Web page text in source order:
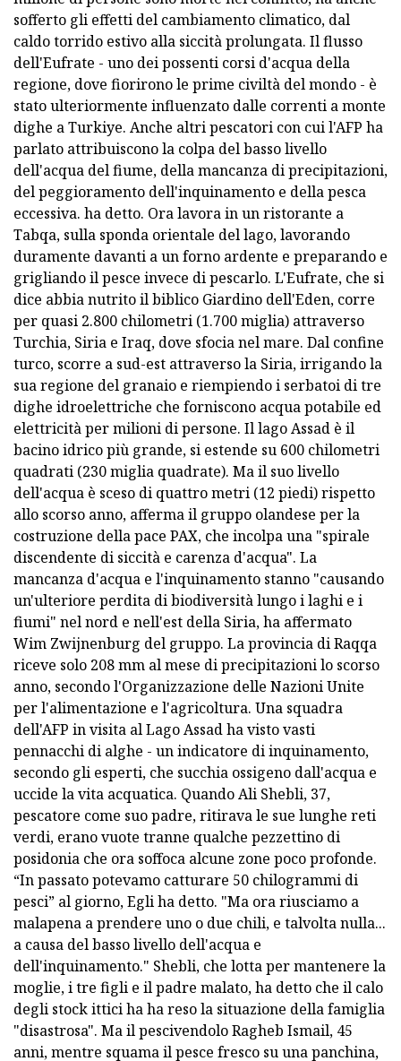
sofferto gli effetti del cambiamento climatico, dal
caldo torrido estivo alla siccità prolungata. Il flusso
dell'Eufrate - uno dei possenti corsi d'acqua della
regione, dove fiorirono le prime civiltà del mondo - è
stato ulteriormente influenzato dalle correnti a monte
dighe a Turkiye. Anche altri pescatori con cui l'AFP ha
parlato attribuiscono la colpa del basso livello
dell'acqua del fiume, della mancanza di precipitazioni,
del peggioramento dell'inquinamento e della pesca
eccessiva. ha detto. Ora lavora in un ristorante a
Tabqa, sulla sponda orientale del lago, lavorando
duramente davanti a un forno ardente e preparando e
grigliando il pesce invece di pescarlo. L'Eufrate, che si
dice abbia nutrito il biblico Giardino dell'Eden, corre
per quasi 2.800 chilometri (1.700 miglia) attraverso
Turchia, Siria e Iraq, dove sfocia nel mare. Dal confine
turco, scorre a sud-est attraverso la Siria, irrigando la
sua regione del granaio e riempiendo i serbatoi di tre
dighe idroelettriche che forniscono acqua potabile ed
elettricità per milioni di persone. Il lago Assad è il
bacino idrico più grande, si estende su 600 chilometri
quadrati (230 miglia quadrate). Ma il suo livello
dell'acqua è sceso di quattro metri (12 piedi) rispetto
allo scorso anno, afferma il gruppo olandese per la
costruzione della pace PAX, che incolpa una "spirale
discendente di siccità e carenza d'acqua". La
mancanza d'acqua e l'inquinamento stanno "causando
un'ulteriore perdita di biodiversità lungo i laghi e i
fiumi" nel nord e nell'est della Siria, ha affermato
Wim Zwijnenburg del gruppo. La provincia di Raqqa
riceve solo 208 mm al mese di precipitazioni lo scorso
anno, secondo l'Organizzazione delle Nazioni Unite
per l'alimentazione e l'agricoltura. Una squadra
dell'AFP in visita al Lago Assad ha visto vasti
pennacchi di alghe - un indicatore di inquinamento,
secondo gli esperti, che succhia ossigeno dall'acqua e
uccide la vita acquatica. Quando Ali Shebli, 37,
pescatore come suo padre, ritirava le sue lunghe reti
verdi, erano vuote tranne qualche pezzettino di
posidonia che ora soffoca alcune zone poco profonde.
“In passato potevamo catturare 50 chilogrammi di
pesci” al giorno, Egli ha detto. "Ma ora riusciamo a
malapena a prendere uno o due chili, e talvolta nulla...
a causa del basso livello dell'acqua e
dell'inquinamento." Shebli, che lotta per mantenere la
moglie, i tre figli e il padre malato, ha detto che il calo
degli stock ittici ha ha reso la situazione della famiglia
"disastrosa". Ma il pescivendolo Ragheb Ismail, 45
anni, mentre squama il pesce fresco su una panchina,